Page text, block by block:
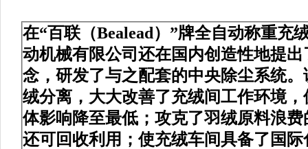
在“百联（Bealead）”牌全自动称重充
动机械有限公司还在国内创造性地提
念，研发了与之配套的中央除尘系统
绒分离，大大改善了充绒间工作环境
体影响降至最低；攻克了羽绒原料浪
还可回收利用；使充绒车间具备了国